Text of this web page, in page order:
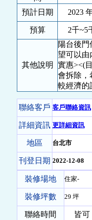
預計日期 2023
預算 2千~5
其他說明
陽台後門
望可以由
實惠><(
會拆除，
較經濟的
聯絡客戶 客戶聯絡資訊
詳細資訊 更詳細資訊
地區 台北市
刊登日期 2022-12-08
裝修場地 住家-
裝修坪數 29 坪
聯絡時間 皆可